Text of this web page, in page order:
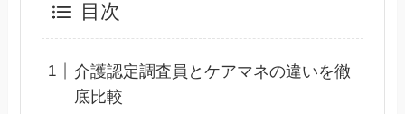
目次
介護認定調査員とケアマネの違いを徹
底比較